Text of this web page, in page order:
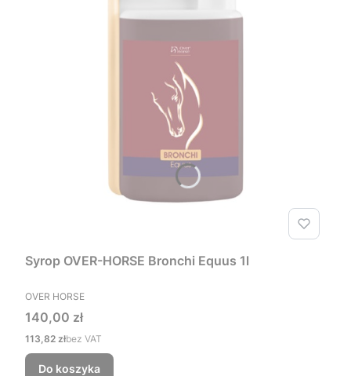
Syrop OVER-HORSE Bronchi Equus 1l
PRODUCENT
OVER HORSE
Cena
140,00 zł
Cena
113,82 złbez VAT
Do koszyka